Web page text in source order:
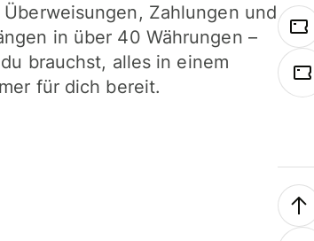
Zahlungen und
in über 40 Währungen –
brauchst, alles in einem
für dich bereit.